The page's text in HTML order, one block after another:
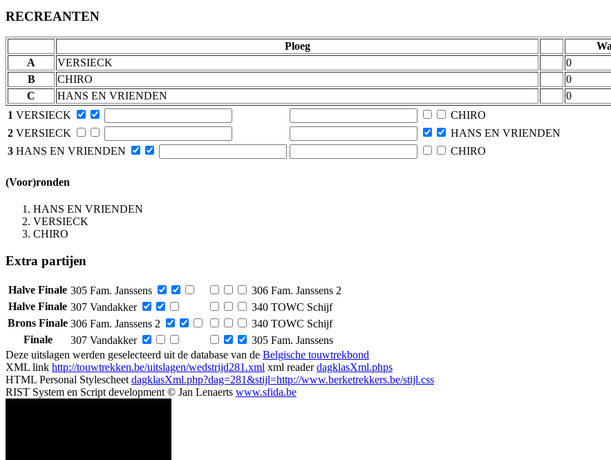
RECREANTEN
Ploeg
A
VERSIECK 0
B
CHIRO 0
C
HANS EN VRIENDEN 0
1 VERSIECK
CHIRO
2 VERSIECK
HANS EN VRIENDEN
3 HANS EN VRIENDEN CHIRO
(Voor)ronden
HANS EN VRIENDEN
VERSIECK
CHIRO
Extra partijen
Halve Finale 305 Fam. Janssens
306 Fam. Janssens 2
Halve Finale 307 Vandakker
340 TOWC Schijf
Brons Finale 306 Fam. Janssens 2
340 TOWC Schijf
Finale
307 Vandakker
305 Fam. Janssens
Deze uitslagen werden geselecteerd uit de database van de Belgische touwtrekbond
XML link http://touwtrekken.be/uitslagen/wedstrijd281.xml xml readerdagklasXml.phps
HTML Personal StylescheetdagklasXml.php?dag=281&stijl=http://www.berketrekkers.be/stijl.css
RIST System en Script development © Jan Lenaerts www.sfida.be